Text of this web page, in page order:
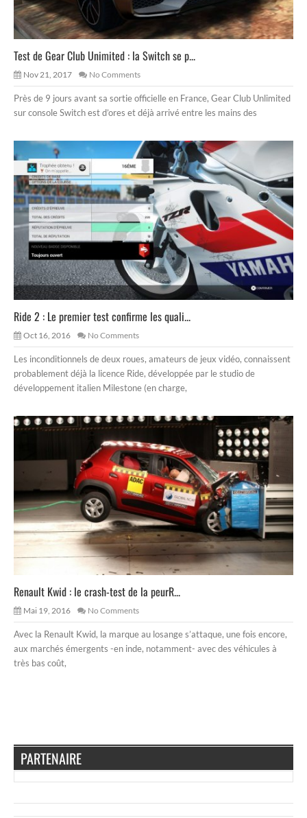
Test de Gear Club Unimited : la Switch se p...
Nov 21, 2017 No Comments
Près de 9 jours avant sa sortie officielle en France, Gear Club Unlimited
sur console Switch est d’ores et déjà arrivé entre les mains des
Ride 2 : Le premier test confirme les quali...
Oct 16, 2016 No Comments
Les inconditionnels de deux roues, amateurs de jeux vidéo, connaissent
probablement déjà la licence Ride, développée par le studio de
développement italien Milestone (en charge,
Renault Kwid : le crash-test de la peurR...
Mai 19, 2016 No Comments
Avec la Renault Kwid, la marque au losange s’attaque, une fois encore,
aux marchés émergents -en inde, notamment- avec des véhicules à
très bas coût,
PARTENAIRE